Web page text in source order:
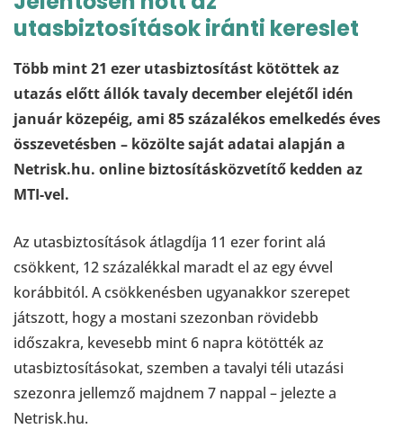
utasbiztosítások iránti kereslet
Több mint 21 ezer utasbiztosítást kötöttek az
utazás előtt állók tavaly december elejétől idén
január közepéig, ami 85 százalékos emelkedés éves
összevetésben – közölte saját adatai alapján a
Netrisk.hu. online biztosításközvetítő kedden az
MTI-vel.
Az utasbiztosítások átlagdíja 11 ezer forint alá
csökkent, 12 százalékkal maradt el az egy évvel
korábbitól. A csökkenésben ugyanakkor szerepet
játszott, hogy a mostani szezonban rövidebb
időszakra, kevesebb mint 6 napra kötötték az
utasbiztosításokat, szemben a tavalyi téli utazási
szezonra jellemző majdnem 7 nappal – jelezte a
Netrisk.hu.